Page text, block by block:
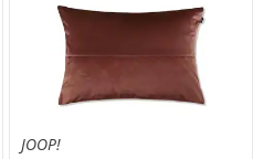
JOOP!